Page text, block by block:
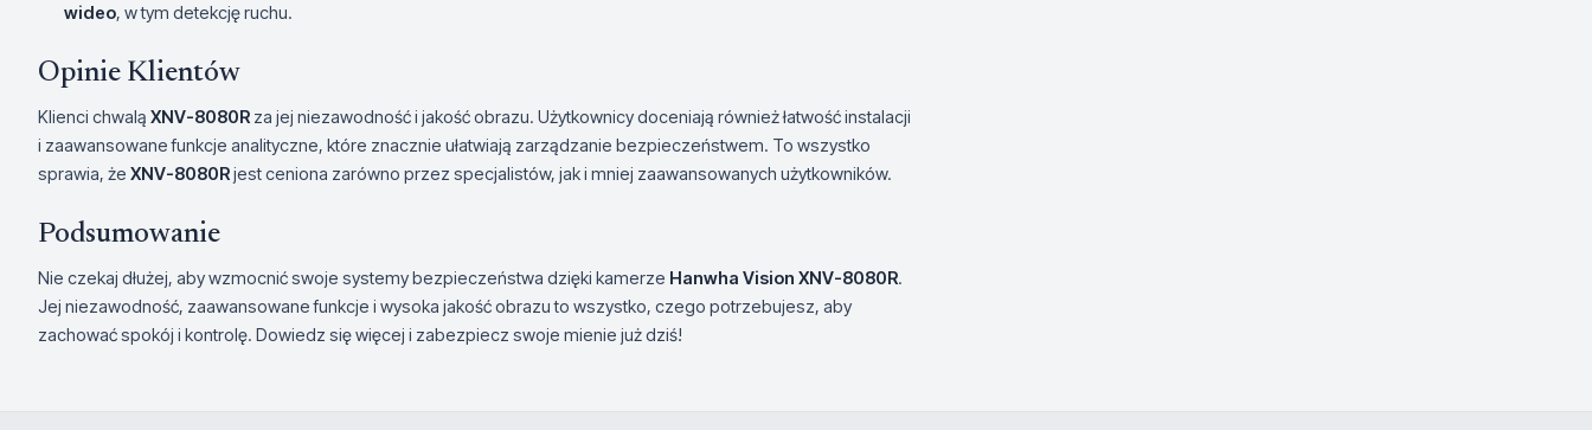
wideo, w tym detekcję ruchu.
Opinie Klientów
Klienci chwalą XNV-8080R za jej niezawodność i jakość obrazu. Użytkownicy doceniają również łatwość instalacji
i zaawansowane funkcje analityczne, które znacznie ułatwiają zarządzanie bezpieczeństwem. To wszystko
sprawia, że XNV-8080Rjest ceniona zarówno przez specjalistów, jak i mniej zaawansowanych użytkowników.
Podsumowanie
Nie czekaj dłużej, aby wzmocnić swoje systemy bezpieczeństwa dzięki kamerze Hanwha Vision XNV-8080R.
Jej niezawodność, zaawansowane funkcje i wysoka jakość obrazu to wszystko, czego potrzebujesz, aby
zachować spokój i kontrolę. Dowiedz się więcej i zabezpiecz swoje mienie już dziś!